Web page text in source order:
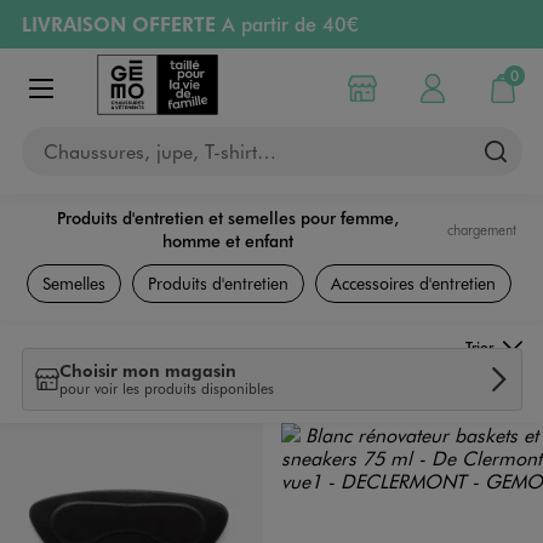
Aller au contenu principal
Aller à la navigation
LIVRAISON OFFERTE A partir de 40€
RETRAIT ET LIVRAISON OFFERTE
en magasin
PAYEZ EN 3x SANS FRAIS
Retours OFFERTS
pendant 30 jours
Afficher le menu
Chaussures, jupe, T-shirt…
Choisir mon magasin
Mon compte
0
Mon
Produits d'entretien et semelles pour femme,
homme et enfant
chargement
Produits d'entretien et semelles
Semelles Produits d'entretien Accessoires d'entretien
Choisir mon magasin
pour voir les produits disponibles
Trier